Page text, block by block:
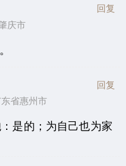
庆市
回复
省惠州市
回复
是的；为自己也为家